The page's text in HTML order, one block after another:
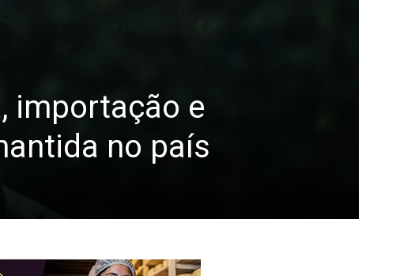
importação e
no país